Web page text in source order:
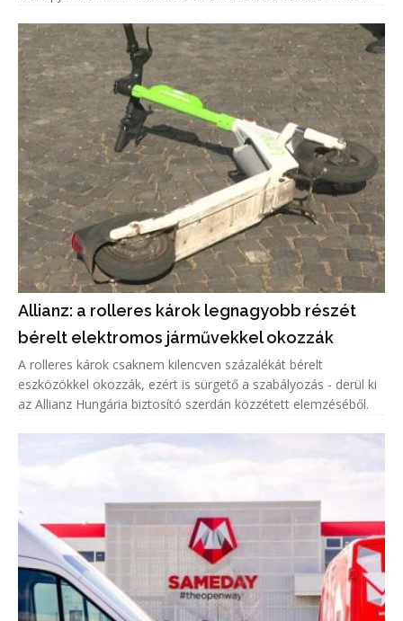
Allianz: a rolleres károk legnagyobb részét
bérelt elektromos járművekkel okozzák
A rolleres károk csaknem kilencven százalékát bérelt
eszközökkel okozzák, ezért is sürgető a szabályozás - derül ki
az Allianz Hungária biztosító szerdán közzétett elemzéséből.